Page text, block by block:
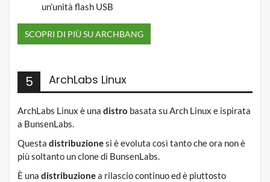
un’unità flash USB
SCOPRI DI PIÙ SU ARCHBANG
5 ArchLabs Linux
ArchLabs Linux è una distro basata su Arch Linux e ispirata
a BunsenLabs.
Questa distribuzionesi è evoluta così tanto che ora non è
più soltanto un clone di BunsenLabs.
È una distribuzionea rilascio continuo ed è piuttosto